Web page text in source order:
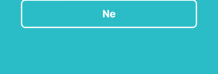
i po tréninku.
Ne